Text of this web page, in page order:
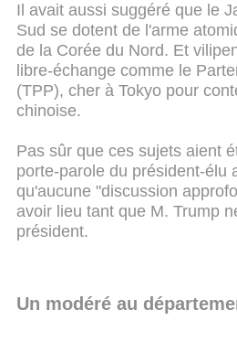
Il avait aussi suggéré que le
Sud se dotent de l'arme
de la Corée du Nord. Et
libre-échange comme le
(TPP), cher à Tokyo pour
chinoise.
Pas sûr que ces sujets aient
porte-parole du président-élu
qu'aucune "discussion
avoir lieu tant que M. Trump
président.
Un modéré au